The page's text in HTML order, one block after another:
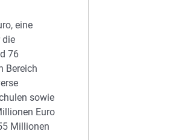
eine
die
76
Bereich
sowie
Euro
Millionen